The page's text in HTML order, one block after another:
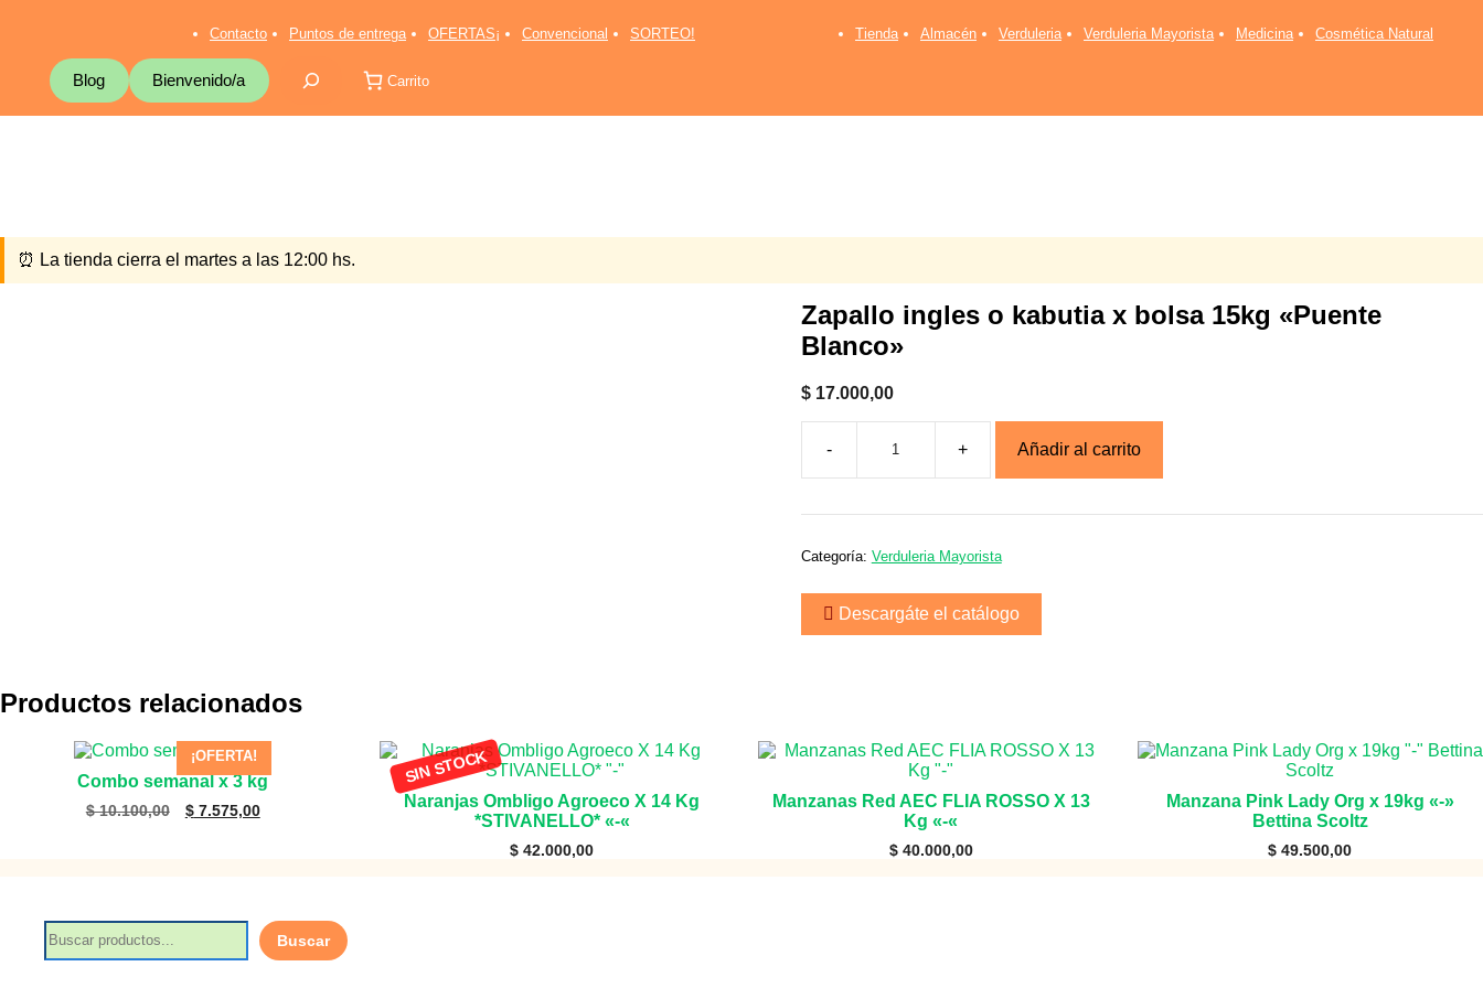
Contacto Puntos de entrega OFERTAS¡ Convencional SORTEO! Tienda Almacén Verduleria Verduleria Mayorista Medicina Cosmética Natural
Blog Bienvenido/a
Carrito
⏰ La tienda cierra el martes a las 12:00 hs.
Zapallo ingles o kabutia x bolsa 15kg «Puente
Blanco»
$17.000,00
Zapallo
ingles
kabutia
bolsa
"Puente
Blanco"
cantidad
Añadir al carrito
Categoría: Verduleria Mayorista
Descargáte el catálogo
Productos relacionados
¡OFERTA!
Combo semanal x 3 kg
$10.100,00
El
$7.575,00El
Naranjas Ombligo Agroeco X 14 Kg
*STIVANELLO* «-«
$ 42.000,00
Manzanas Red AEC FLIA ROSSO X 13
Kg «-«
$40.000,00
Manzana Pink Lady Org x 19kg «-»
Bettina Scoltz
$ 49.500,00
B
u
Buscar
x
bolsa
cantidad